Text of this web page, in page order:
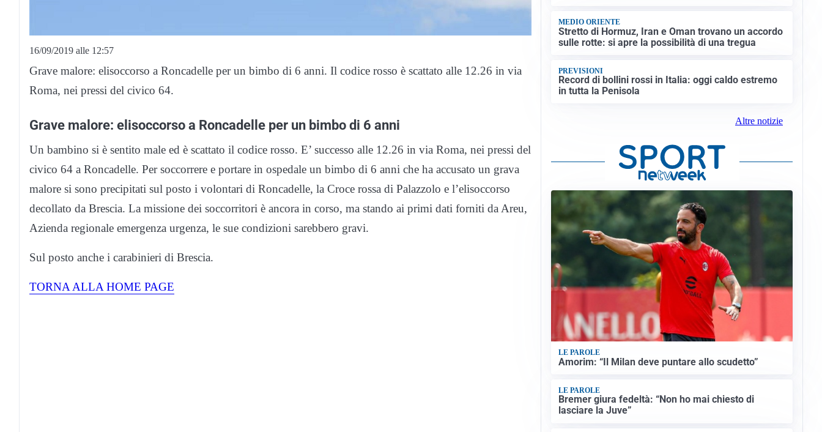
16/09/2019 alle 12:57
Grave malore: elisoccorso a Roncadelle per un bimbo di 6 anni. Il codice rosso è scattato alle 12.26 in via
Roma, nei pressi del civico 64.
Grave malore: elisoccorso a Roncadelle per un bimbo di 6 anni
Un bambino si è sentito male ed è scattato il codice rosso. E’ successo alle 12.26 in via Roma, nei pressi del
civico 64 a Roncadelle. Per soccorrere e portare in ospedale un bimbo di 6 anni che ha accusato un grava
malore si sono precipitati sul posto i volontari di Roncadelle, la Croce rossa di Palazzolo e l’elisoccorso
decollato da Brescia. La missione dei soccorritori è ancora in corso, ma stando ai primi dati forniti da Areu,
Azienda regionale emergenza urgenza, le sue condizioni sarebbero gravi.
Sul posto anche i carabinieri di Brescia.
TORNA ALLA HOME PAGE
MEDIO ORIENTE
Stretto di Hormuz, Iran e Oman trovano un accordo
sulle rotte: si apre la possibilità di una tregua
PREVISIONI
Record di bollini rossi in Italia: oggi caldo estremo
in tutta la Penisola
Altre notizie
LE PAROLE
Amorim: “Il Milan deve puntare allo scudetto”
LE PAROLE
Bremer giura fedeltà: “Non ho mai chiesto di
lasciare la Juve”